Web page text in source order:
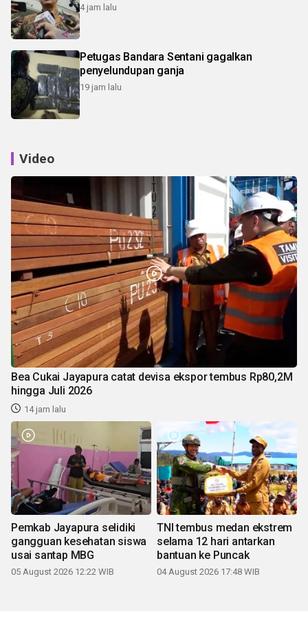
4 jam lalu
Petugas Bandara Sentani gagalkan
penyelundupan ganja
19 jam lalu
Video
Bea Cukai Jayapura catat devisa ekspor tembus Rp80,2M
hingga Juli 2026
14 jam lalu
Pemkab Jayapura selidiki
gangguan kesehatan siswa
usai santap MBG
05 August 2026 12:22 WIB
TNI tembus medan ekstrem
selama 12 hari antarkan
bantuan ke Puncak
04 August 2026 17:48 WIB